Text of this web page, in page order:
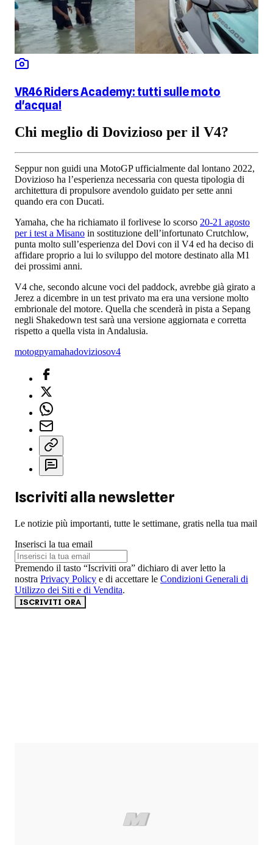
VR46 Riders Academy: tutti sulle moto
d'acqua!
Chi meglio di Dovizioso per il V4?
Seppur non guidi una MotoGP ufficialmente dal lontano 2022,
Dovizioso ha l’esperienza necessaria con questa tipologia di
architettura di propulsore avendolo guidato per sette anni
quando era con Ducati.
Yamaha, che ha richiamato il forlivese lo scorso 20-21 agosto
per i test a Misano in sostituzione dell’infortunato Crutchlow,
punta molto sull’esperienza del Dovi con il V4 ed ha deciso di
affidare proprio a lui lo sviluppo del motore destinato alla M1
dei prossimi anni.
V4 che, secondo alcune voci del paddock, avrebbe già girato a
Jerez a dicembre in un test privato ma era una versione molto
embrionale del motore. Quella che scenderà in pista a Sepang
negli Shakedown test sarà una versione aggiornata e corretta
rispetto a quella vista in Andalusia.
motogpyamahadoviziosov4
Iscriviti alla newsletter
Le notizie più importanti, tutte le settimane, gratis nella tua mail
Inserisci la tua email
Premendo il tasto “Iscriviti ora” dichiaro di aver letto la
nostra Privacy Policy e di accettare le Condizioni Generali di
Utilizzo dei Siti e di Vendita.
ISCRIVITI ORA